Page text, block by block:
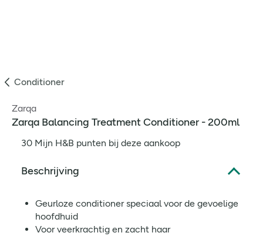
Conditioner
Zarqa
Zarqa Balancing Treatment Conditioner - 200ml
30 Mijn H&B punten bij deze aankoop
Beschrijving
Geurloze conditioner speciaal voor de gevoelige
hoofdhuid
Voor veerkrachtig en zacht haar